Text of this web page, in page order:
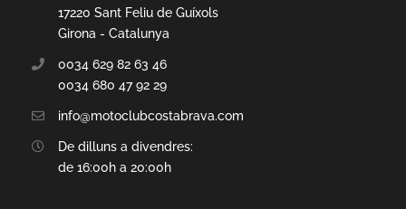
17220 Sant Feliu de Guíxols
Girona - Catalunya
0034 629 82 63 46
0034 680 47 92 29
info@motoclubcostabrava.com
De dilluns a divendres:
de 16:00h a 20:00h